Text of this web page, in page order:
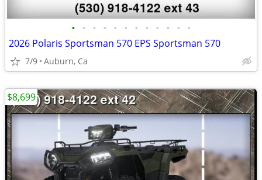
• • • • • • • • • • • •
2026 Polaris Sportsman 570 EPS Sportsman 570
7/9 Auburn, Ca
$8,699